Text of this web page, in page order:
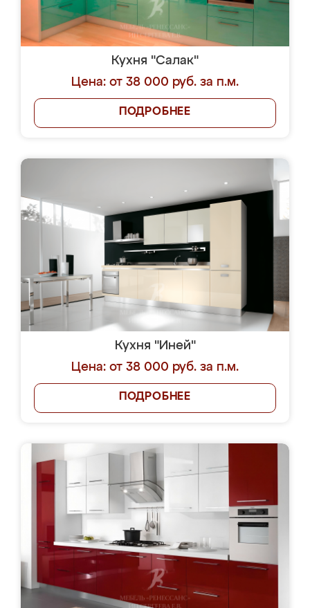
Кухня "Салак"
Цена: от 38 000 руб. за п.м.
ПОДРОБНЕЕ
Кухня "Иней"
Цена: от 38 000 руб. за п.м.
ПОДРОБНЕЕ